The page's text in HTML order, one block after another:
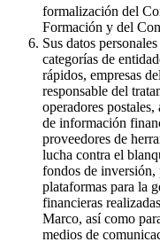
formalización del
Formación y del
Sus datos
categorías de
rápidos, empresas
responsable del
operadores
de información
proveedores de
lucha contra el
fondos de inversión,
plataformas para la
financieras
Marco, así como
medios de